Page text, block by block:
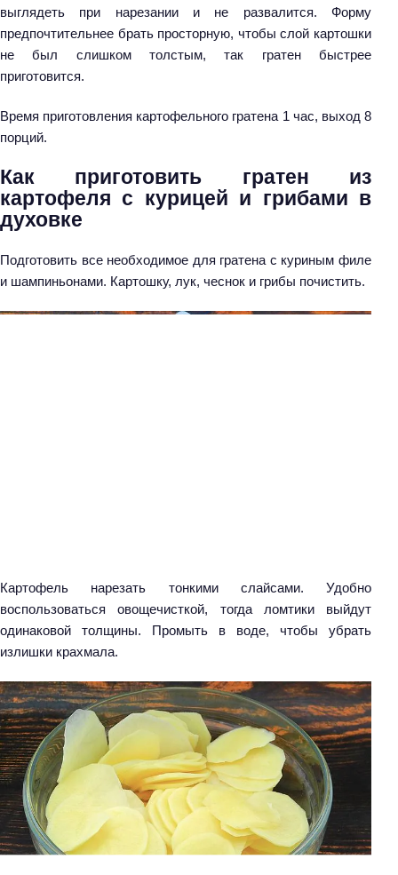
выглядеть при нарезании и не развалится. Форму
предпочтительнее брать просторную, чтобы слой картошки
не был слишком толстым, так гратен быстрее
приготовится.
Время приготовления картофельного гратена 1 час, выход 8
порций.
Как приготовить гратен из
картофеля с курицей и грибами в
духовке
Подготовить все необходимое для гратена с куриным филе
и шампиньонами. Картошку, лук, чеснок и грибы почистить.
Картофель нарезать тонкими слайсами. Удобно
воспользоваться овощечисткой, тогда ломтики выйдут
одинаковой толщины. Промыть в воде, чтобы убрать
излишки крахмала.